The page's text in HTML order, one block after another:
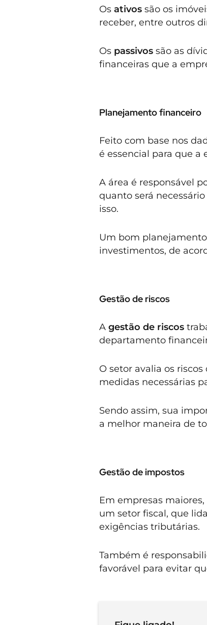
Os ativossão os
receber, entre outros
Os passivossão as
financeiras que a
Planejamento financeiro
Feito com base nos
é essencial para que
A área é responsável
quanto será
isso.
Um bom
investimentos, de
Gestão de riscos
A gestão de riscos
departamento
O setor avalia os
medidas necessárias
Sendo assim, sua
a melhor maneira de
Gestão de impostos
Em empresas
um setor fiscal, que
exigências tributárias.
Também é
favorável para evitar